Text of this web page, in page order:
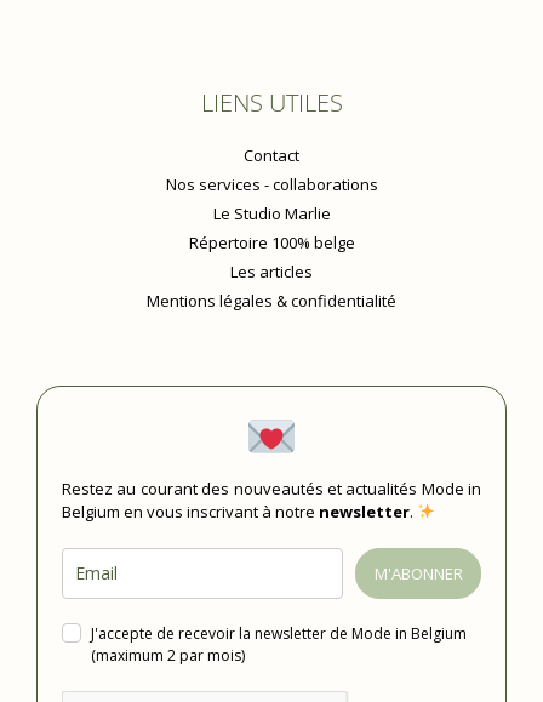
LIENS UTILES
Contact
Nos services - collaborations
Le Studio Marlie
Répertoire 100% belge
Les articles
Mentions légales & confidentialité
Restez au courant des nouveautés et actualités Mode in
Belgium en vous inscrivant à notre newsletter.
M'ABONNER
J'accepte de recevoir la newsletter de Mode in Belgium
(maximum 2 par mois)